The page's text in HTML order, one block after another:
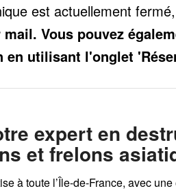
est actuellement
Vous pouvez
en utilisant l'onglet
expert en
et frelons
à toute l’Île-de-France, avec